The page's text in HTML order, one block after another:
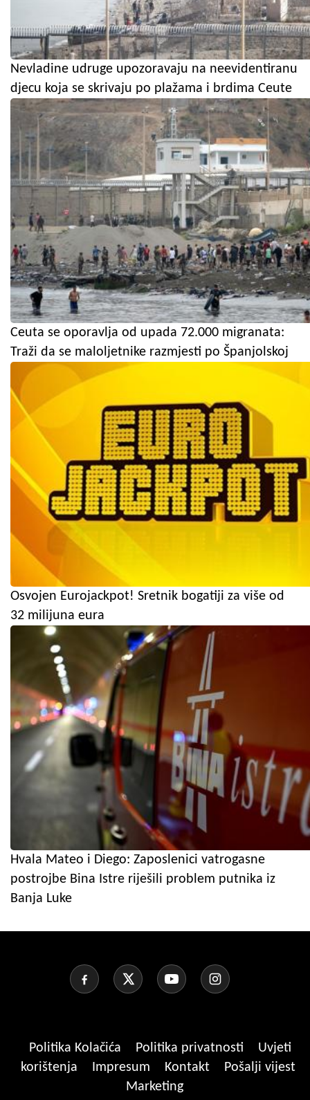
Nevladine udruge upozoravaju na neevidentiranu
djecu koja se skrivaju po plažama i brdima Ceute
Ceuta se oporavlja od upada 72.000 migranata:
Traži da se maloljetnike razmjesti po Španjolskoj
Osvojen Eurojackpot! Sretnik bogatiji za više od
32 milijuna eura
Hvala Mateo i Diego: Zaposlenici vatrogasne
postrojbe Bina Istre riješili problem putnika iz
Banja Luke
Politika Kolačića Politika privatnosti
Uvjeti
korištenja
Impresum Kontakt
Pošalji vijest
Marketing